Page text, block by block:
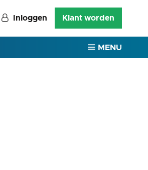
Inloggen Klant worden
MENU